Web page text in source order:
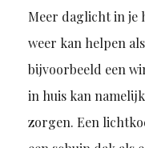
Meer daglicht in je
weer kan helpen
bijvoorbeeld een
in huis kan
zorgen. Een